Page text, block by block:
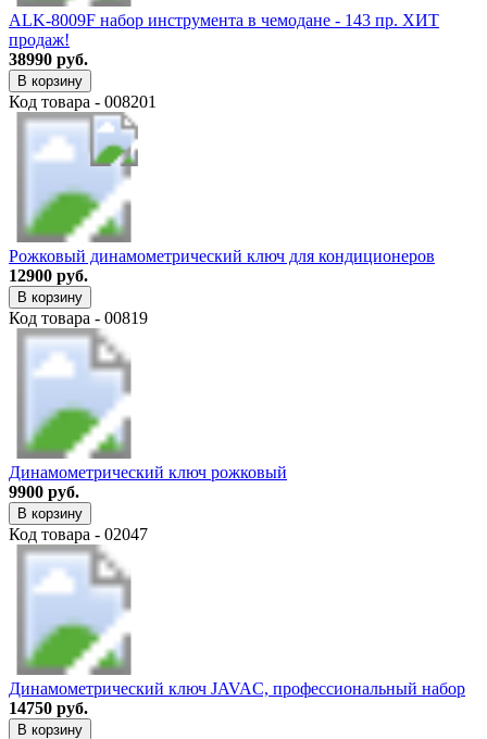
ALK-8009F набор инструмента в чемодане - 143 пр. ХИТ
продаж!
38990 руб.
В корзину
Код товара - 008201
Рожковый динамометрический ключ для кондиционеров
12900 руб.
В корзину
Код товара - 00819
Динамометрический ключ рожковый
9900 руб.
В корзину
Код товара - 02047
Динамометрический ключ JAVAC, профессиональный набор
14750 руб.
В корзину